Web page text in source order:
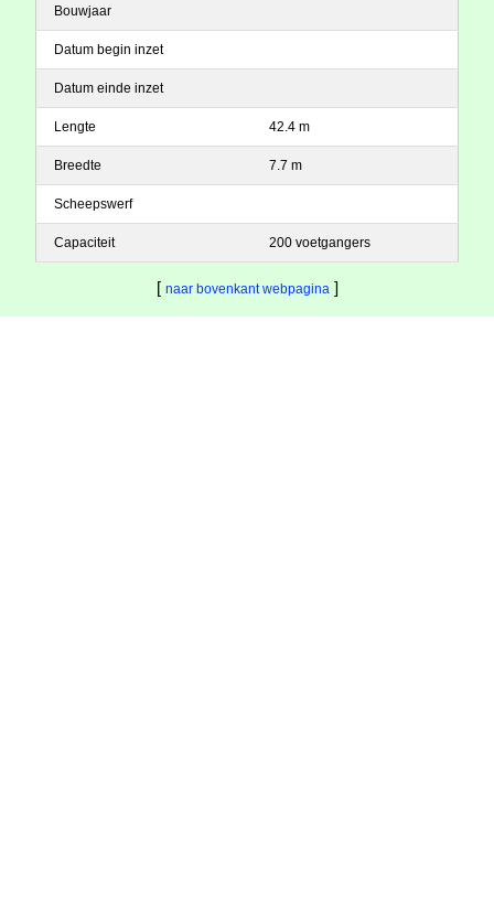
Bouwjaar
Datum begin inzet
Datum einde inzet
Lengte 42.4 m
Breedte 7.7 m
Scheepswerf
Capaciteit 200 voetgangers
[ naar bovenkant webpagina ]